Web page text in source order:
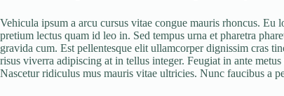
Vehicula ipsum a arcu cursus vitae congue mauris rhoncus.
pretium lectus quam id leo in. Sed tempus urna et pharetra
gravida cum. Est pellentesque elit ullamcorper dignissim cras
risus viverra adipiscing at in tellus integer. Feugiat in ante
Nascetur ridiculus mus mauris vitae ultricies. Nunc faucibus a